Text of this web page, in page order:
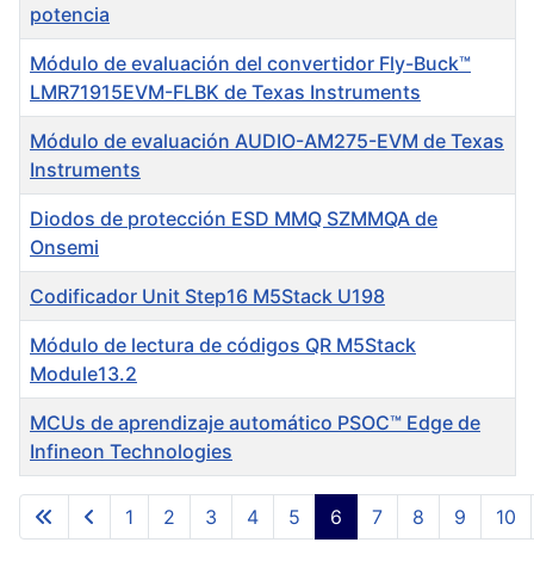
Articles
potencia
Módulo de evaluación del convertidor Fly-Buck™
LMR71915EVM-FLBK de Texas Instruments
Módulo de evaluación AUDIO-AM275-EVM de Texas
Instruments
Diodos de protección ESD MMQ SZMMQA de
Onsemi
Codificador Unit Step16 M5Stack U198
Módulo de lectura de códigos QR M5Stack
Module13.2
MCUs de aprendizaje automático PSOC™ Edge de
Infineon Technologies
Page 6 of 122
1 2 3 4 5 6 7 8 9 10